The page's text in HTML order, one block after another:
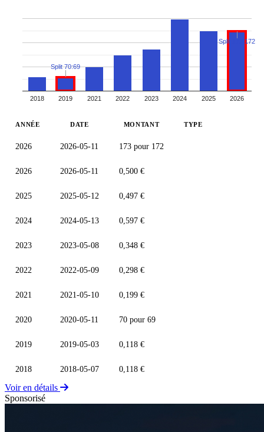
2018 2019 2021 2022 2023 2024 2025 2026
Split 70:69
Split 173:172
ANNÉE DATE MONTANT TYPE
2026 2026-05-11 173 pour 172
2026 2026-05-11 0,500 €
2025 2025-05-12 0,497 €
2024 2024-05-13 0,597 €
2023 2023-05-08 0,348 €
2022 2022-05-09 0,298 €
2021 2021-05-10 0,199 €
2020 2020-05-11 70 pour 69
2019 2019-05-03 0,118 €
2018 2018-05-07 0,118 €
Voir en détails
Sponsorisé